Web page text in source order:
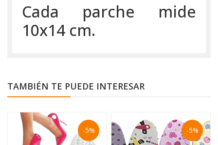
Cada parche mide
10x14 cm.
TAMBIÉN TE PUEDE INTERESAR
-5% -5%